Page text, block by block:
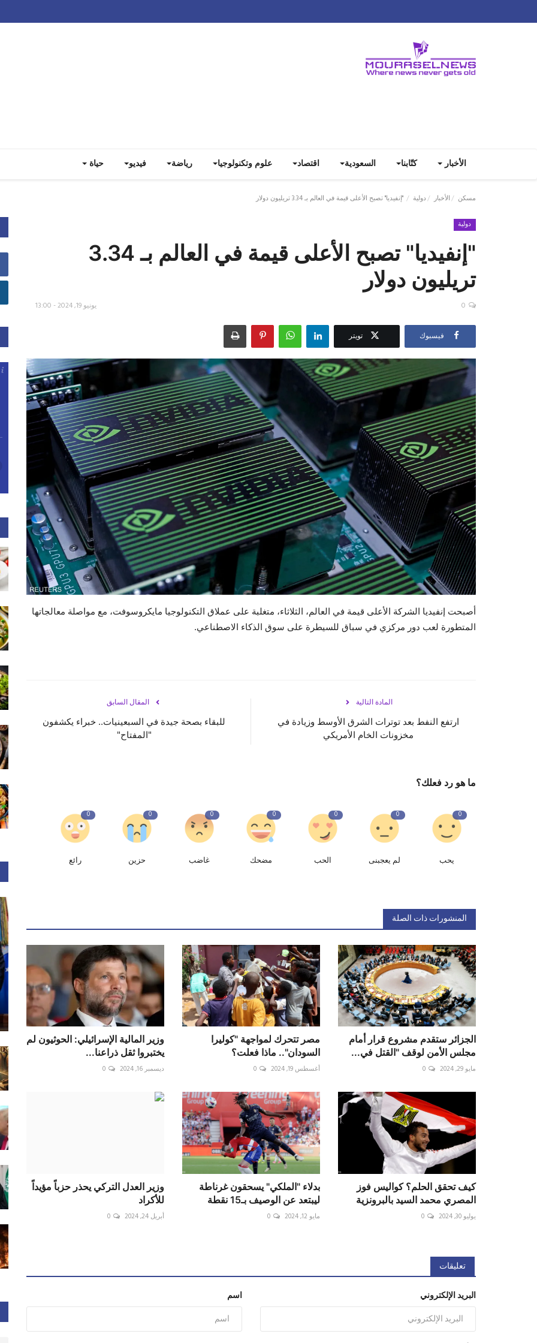
الأخبار كتّابنا السعودية اقتصاد علوم وتكنولوجيا رياضة فيديو حياة
مسكن الأخبار دولية "إنفيديا" تصبح الأعلى قيمة في العالم بـ 3.34 تريليون دولار
دولية
"إنفيديا" تصبح الأعلى قيمة في العالم بـ 3.34
تريليون دولار
يونيو 19, 2024 - 13:00 0
فيسبوك تويتر
أصبحت إنفيديا الشركة الأعلى قيمة في العالم، الثلاثاء، متغلبة على عملاق التكنولوجيا مايكروسوفت، مع مواصلة معالجاتها
المتطورة لعب دور مركزي في سباق للسيطرة على سوق الذكاء الاصطناعي.
المقال السابق
للبقاء بصحة جيدة في السبعينيات.. خبراء يكشفون
"المفتاح"
المادة التالية
ارتفع النفط بعد توترات الشرق الأوسط وزيادة في
مخزونات الخام الأمريكي
ما هو رد فعلك؟
0
يحب
0
لم يعجبنى
0
الحب
0
مضحك
0
غاضب
0
حزين
0
رائع
المنشورات ذات الصلة
الجزائر ستقدم مشروع قرار أمام
مجلس الأمن لوقف "القتل في...
مايو 29, 2024 0
مصر تتحرك لمواجهة "كوليرا
السودان".. ماذا فعلت؟
أغسطس 19, 2024 0
وزير المالية الإسرائيلي: الحوثيون لم
يختبروا ثقل ذراعنا...
ديسمبر 16, 2024 0
كيف تحقق الحلم؟ كواليس فوز
المصري محمد السيد بالبرونزية
يوليو 30, 2024 0
بدلاء "الملكي" يسحقون غرناطة
ليبتعد عن الوصيف بـ15 نقطة
مايو 12, 2024 0
وزير العدل التركي يحذر حزباً مؤيداً
للأكراد
أبريل 24, 2024 0
تعليقات
اسم البريد الإلكتروني